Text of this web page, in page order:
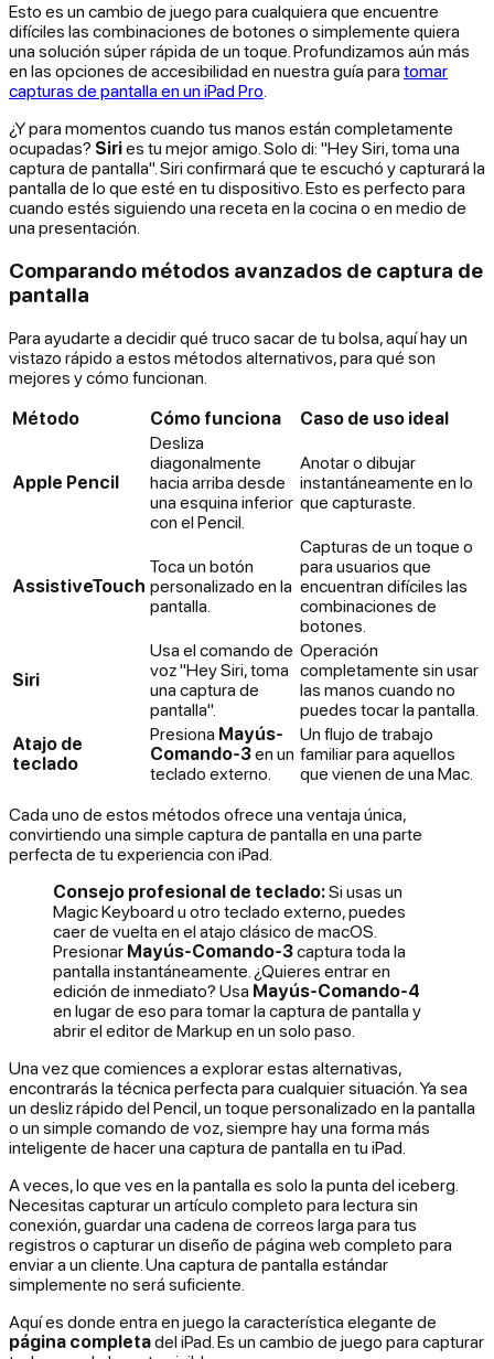
Esto es un cambio de juego para cualquiera que encuentre
difíciles las combinaciones de botones o simplemente quiera
una solución súper rápida de un toque. Profundizamos aún más
en las opciones de accesibilidad en nuestra guía para tomar
capturas de pantalla en un iPad Pro
¿Y para momentos cuando tus manos están completamente
ocupadas? Siries tu mejor amigo. Solo di: "Hey Siri, toma una
captura de pantalla". Siri confirmará que te escuchó y capturará la
pantalla de lo que esté en tu dispositivo. Esto es perfecto para
cuando estés siguiendo una receta en la cocina o en medio de
una presentación.
Comparando métodos avanzados de captura de
pantalla
Para ayudarte a decidir qué truco sacar de tu bolsa, aquí hay un
vistazo rápido a estos métodos alternativos, para qué son
mejores y cómo funcionan.
Método Cómo funciona Caso de uso ideal
Apple Pencil
Desliza
diagonalmente
hacia arriba desde
una esquina inferior
con el Pencil.
Anotar o dibujar
instantáneamente en lo
que capturaste.
AssistiveTouch
Toca un botón
personalizado en la
pantalla.
Capturas de un toque o
para usuarios que
encuentran difíciles las
combinaciones de
botones.
Siri
Usa el comando de
voz "Hey Siri, toma
una captura de
pantalla".
Operación
completamente sin usar
las manos cuando no
puedes tocar la pantalla.
Atajo de
teclado
Presiona Mayús-
Comando-3en un
teclado externo.
Un flujo de trabajo
familiar para aquellos
que vienen de una Mac.
Cada uno de estos métodos ofrece una ventaja única,
convirtiendo una simple captura de pantalla en una parte
perfecta de tu experiencia con iPad.
Consejo profesional de teclado:Si usas un
Magic Keyboard u otro teclado externo, puedes
caer de vuelta en el atajo clásico de macOS.
Presionar Mayús-Comando-3captura toda la
pantalla instantáneamente. ¿Quieres entrar en
edición de inmediato? Usa Mayús-Comando-4
en lugar de eso para tomar la captura de pantalla y
abrir el editor de Markup en un solo paso.
Una vez que comiences a explorar estas alternativas,
encontrarás la técnica perfecta para cualquier situación. Ya sea
un desliz rápido del Pencil, un toque personalizado en la pantalla
o un simple comando de voz, siempre hay una forma más
inteligente de hacer una captura de pantalla en tu iPad.
A veces, lo que ves en la pantalla es solo la punta del iceberg.
Necesitas capturar un artículo completo para lectura sin
conexión, guardar una cadena de correos larga para tus
registros o capturar un diseño de página web completo para
enviar a un cliente. Una captura de pantalla estándar
simplemente no será suficiente.
Aquí es donde entra en juego la característica elegante de
página completadel iPad. Es un cambio de juego para capturar